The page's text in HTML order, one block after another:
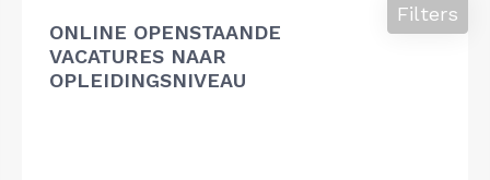
ONLINE OPENSTAANDE
VACATURES NAAR
OPLEIDINGSNIVEAU
Filters